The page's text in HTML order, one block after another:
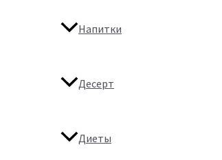
Напитки
Десерт
Диеты